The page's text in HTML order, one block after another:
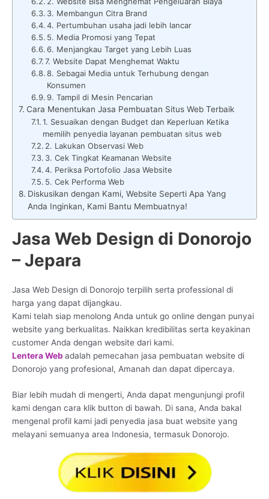
3. Membangun Citra Brand
4. Pertumbuhan usaha jadi lebih lancar
5. Media Promosi yang Tepat
6. Menjangkau Target yang Lebih Luas
7. Website Dapat Menghemat Waktu
8. Sebagai Media untuk Terhubung dengan
Konsumen
9. Tampil di Mesin Pencarian
Cara Menentukan Jasa Pembuatan Situs Web Terbaik
1. Sesuaikan dengan Budget dan Keperluan Ketika
memilih penyedia layanan pembuatan situs web
2. Lakukan Observasi Web
3. Cek Tingkat Keamanan Website
4. Periksa Portofolio Jasa Website
5. Cek Performa Web
Diskusikan dengan Kami, Website Seperti Apa Yang
Anda Inginkan, Kami Bantu Membuatnya!
Jasa Web Design di Donorojo
– Jepara
Jasa Web Design di Donorojo terpilih serta professional di
harga yang dapat dijangkau.
Kami telah siap menolong Anda untuk go online dengan punyai
website yang berkualitas. Naikkan kredibilitas serta keyakinan
customer Anda dengan website dari kami.
Lentera Web adalah pemecahan jasa pembuatan website di
Donorojo yang profesional, Amanah dan dapat dipercaya.
Biar lebih mudah di mengerti, Anda dapat mengunjungi profil
kami dengan cara klik button di bawah. Di sana, Anda bakal
mengenal profil kami jadi penyedia jasa buat website yang
melayani semuanya area Indonesia, termasuk Donorojo.